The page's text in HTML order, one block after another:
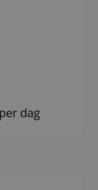
dag